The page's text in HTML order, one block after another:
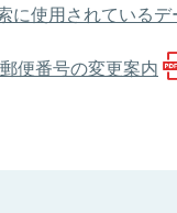
に使用されているデ
便番号の変更案内